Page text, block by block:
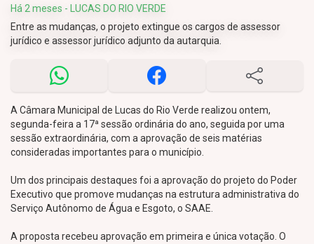
Há 2 meses - LUCAS DO RIO VERDE
Entre as mudanças, o projeto extingue os cargos de assessor
jurídico e assessor jurídico adjunto da autarquia.
A Câmara Municipal de Lucas do Rio Verde realizou ontem,
segunda-feira a 17ª sessão ordinária do ano, seguida por uma
sessão extraordinária, com a aprovação de seis matérias
consideradas importantes para o município.
Um dos principais destaques foi a aprovação do projeto do Poder
Executivo que promove mudanças na estrutura administrativa do
Serviço Autônomo de Água e Esgoto, o SAAE.
A proposta recebeu aprovação em primeira e única votação. O